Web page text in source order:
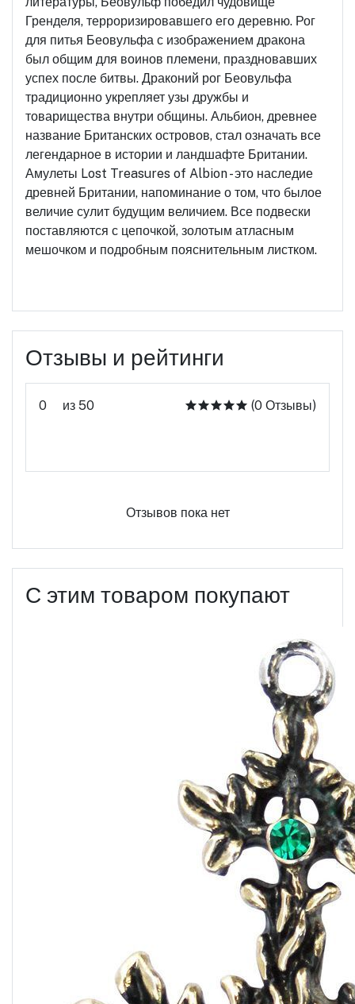
Гренделя, терроризировавшего его деревню. Рог
для питья Беовульфа с изображением дракона
был общим для воинов племени, праздновавших
успех после битвы. Драконий рог Беовульфа
традиционно укрепляет узы дружбы и
товарищества внутри общины. Альбион, древнее
название Британских островов, стал означать все
легендарное в истории и ландшафте Британии.
Амулеты Lost Treasures of Albion - это наследие
древней Британии, напоминание о том, что былое
величие сулит будущим величием. Все подвески
поставляются с цепочкой, золотым атласным
мешочком и подробным пояснительным листком.
Отзывы и рейтинги
0 из 50 (0 Отзывы)
Отзывов пока нет
С этим товаром покупают